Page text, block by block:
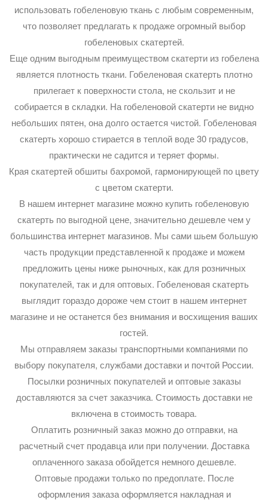
использовать гобеленовую ткань с любым современным,
что позволяет предлагать к продаже огромный выбор
гобеленовых скатертей.
Еще одним выгодным преимуществом скатерти из гобелена
является плотность ткани. Гобеленовая скатерть плотно
прилегает к поверхности стола, не скользит и не
собирается в складки. На гобеленовой скатерти не видно
небольших пятен, она долго остается чистой. Гобеленовая
скатерть хорошо стирается в теплой воде 30 градусов,
практически не садится и теряет формы.
Края скатертей обшиты бахромой, гармонирующей по цвету
с цветом скатерти.
В нашем интернет магазине можно купить гобеленовую
скатерть по выгодной цене, значительно дешевле чем у
большинства интернет магазинов. Мы сами шьем большую
часть продукции представленной к продаже и можем
предложить цены ниже рыночных, как для розничных
покупателей, так и для оптовых. Гобеленовая скатерть
выглядит гораздо дороже чем стоит в нашем интернет
магазине и не останется без внимания и восхищения ваших
гостей.
Мы отправляем заказы транспортными компаниями по
выбору покупателя, службами доставки и почтой России.
Посылки розничных покупателей и оптовые заказы
доставляются за счет заказчика. Стоимость доставки не
включена в стоимость товара.
Оплатить розничный заказ можно до отправки, на
расчетный счет продавца или при получении. Доставка
оплаченного заказа обойдется немного дешевле.
Оптовые продажи только по предоплате. После
оформления заказа оформляется накладная и